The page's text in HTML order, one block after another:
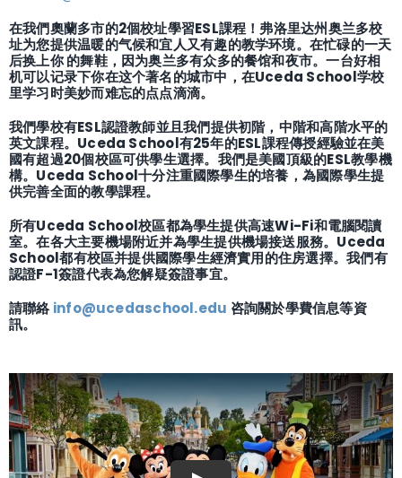
在我們奧蘭多市的2個校址學習ESL課程！弗洛里达州奥兰多校
址为您提供温暖的气候和宜人又有趣的教学环境。在忙碌的一天
后换上你 的舞鞋，因为奥兰多有众多的餐馆和夜市。一台好相
机可以记录下你在这个著名的城市中，在Uceda School学校
里学习时美妙而难忘的点点滴滴。
我們學校有ESL認證教師並且我們提供初階，中階和高階水平的
英文課程。Uceda School有25年的ESL課程傳授經驗並在美
國有超過20個校區可供學生選擇。我們是美國頂級的ESL教學機
構。Uceda School十分注重國際學生的培養，為國際學生提
供完善全面的教學課程。
所有Uceda School校區都為學生提供高速Wi-Fi和電腦閱讀
室。在各大主要機場附近并為學生提供機場接送服務。Uceda
School都有校區并提供國際學生經濟實用的住房選擇。我們有
認證F-1簽證代表為您解疑簽證事宜。
請聯絡info@ucedaschool.edu 咨詢關於學費信息等資
訊。